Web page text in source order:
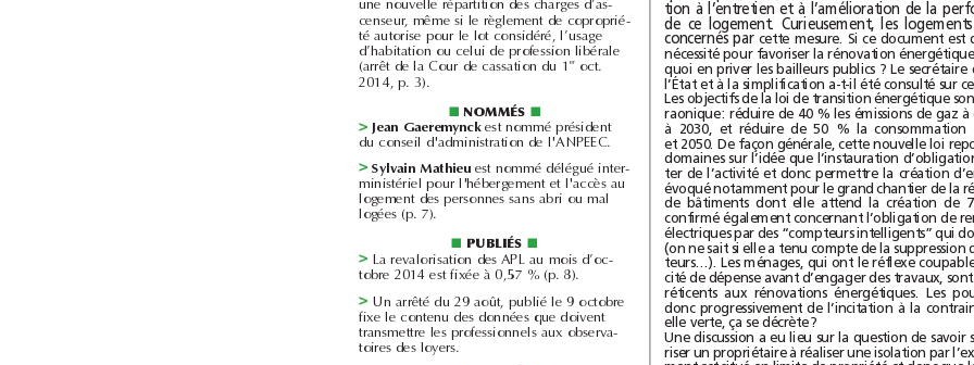
une nouvelle répartition des charges d’as-
censeur, même si le règlement de coproprié-
té autorise pour le lot considéré, l’usage
d’habitation ou celui de profession libérale
(arrêt de la Cour de cassation du 1
er
oct.
2014, p.3).

 Jean Gaeremynck
est nommé président
du conseil d'administration de l'ANPEEC.
 Sylvain Mathieu
est nommé délégué inter-
ministériel pour l'hébergement et l'accès au
logement des personnes sans abri ou mal
logées (p.7).


La revalorisation des APL au mois d’oc-
tobre 2014 est fixée à 0,57% (p.8).

Un arrêté du 29août, publié le 9octobre
fixe le contenu des données que doivent
transmettre les professionnels aux observa-
toires des loyers.
concernés par
elle verte, ça se décrète?